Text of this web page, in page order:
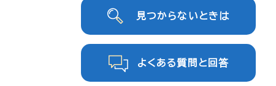
見つからないときは
よくある質問と回答